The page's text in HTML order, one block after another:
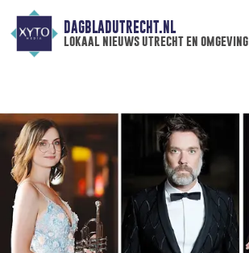
DAGBLADUTRECHT.NL
lokaal nieuws utrecht en omgeving